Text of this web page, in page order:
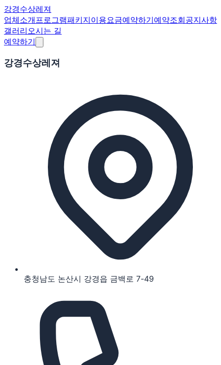
강경수상레져
업체소개프로그램패키지이용요금예약하기예약조회공지사항
갤러리오시는 길
예약하기
강경수상레져
충청남도 논산시 강경읍 금백로 7-49